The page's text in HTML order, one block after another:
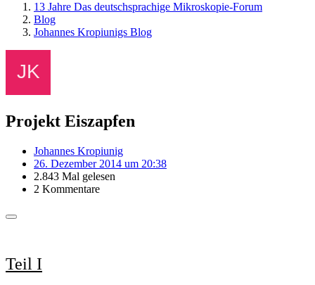
13 Jahre Das deutschsprachige Mikroskopie-Forum
Blog
Johannes Kropiunigs Blog
Projekt Eiszapfen
Johannes Kropiunig
26. Dezember 2014 um 20:38
2.843 Mal gelesen
2 Kommentare
Teil I